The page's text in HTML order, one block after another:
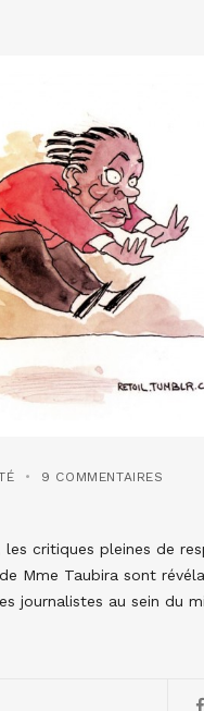
9 COMMENTAIRES
critiques pleines de
Mme Taubira sont
journalistes au sein du